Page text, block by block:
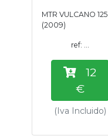
Tasaciones
Formulario
Empresa
Contacto
MTR VULCANO 125
(2009)
ref: ...
12
€
(Iva Incluido)